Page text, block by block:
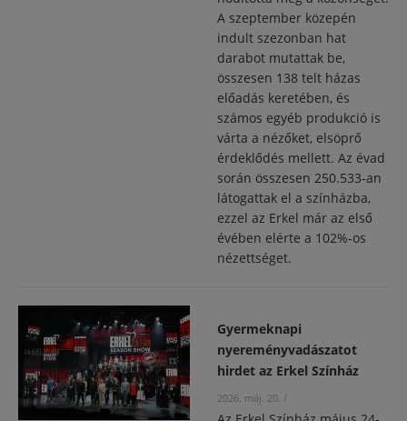
A szeptember közepén
indult szezonban hat
darabot mutattak be,
összesen 138 telt házas
előadás keretében, és
számos egyéb produkció is
várta a nézőket, elsöprő
érdeklődés mellett. Az évad
során összesen 250.533-an
látogattak el a színházba,
ezzel az Erkel már az első
évében elérte a 102%-os
nézettséget.
Gyermeknapi
nyereményvadászatot
hirdet az Erkel Színház
2026. máj. 20. /